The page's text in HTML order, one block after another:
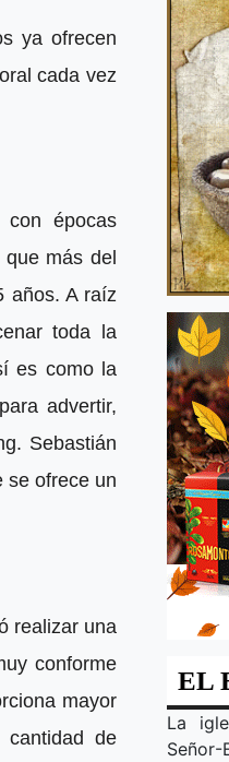
ya ofrecen
cada vez
épocas
más del
años. A raíz
toda la
es como la
advertir,
Sebastián
se ofrece un
realizar una
conforme
mayor
de
EL
La
Señor-